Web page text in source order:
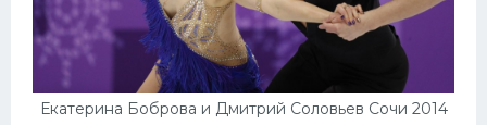
Екатерина Боброва и Дмитрий Соловьев Сочи 2014